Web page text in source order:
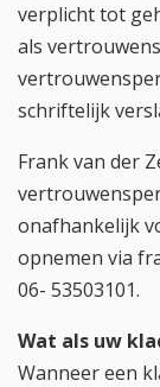
verplicht tot
als
schriftelijk
Frank van der
onafhankelijk
opnemen via
06- 53503101.
Wat als uw
Wanneer een